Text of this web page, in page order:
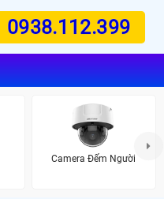
0938.112.399
Camera Đếm Người